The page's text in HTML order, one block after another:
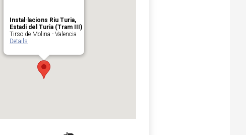
Instal·lacions Riu Turia,
Estadi del Turia (Tram III)
Tirso de Molina - Valencia
Details